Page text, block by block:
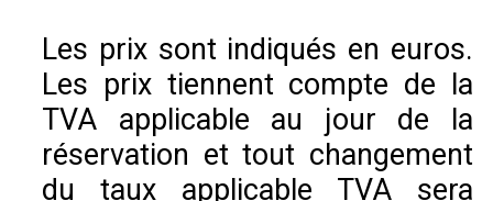
Les prix sont indiqués en euros.
Les prix tiennent compte de la
TVA applicable au jour de la
réservation et tout changement
du taux applicable TVA sera